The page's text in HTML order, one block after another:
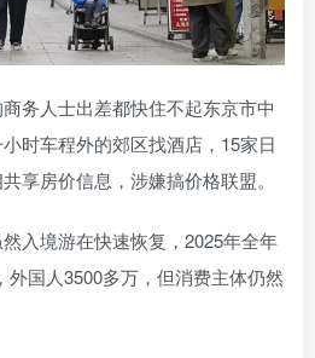
务人士出差都快住不起东京市中
时车程外的郊区找酒店，15家日
享房价信息，涉嫌搞价格联盟。
入境游在快速恢复，2025年全年
外国人3500多万，但消费主体仍然